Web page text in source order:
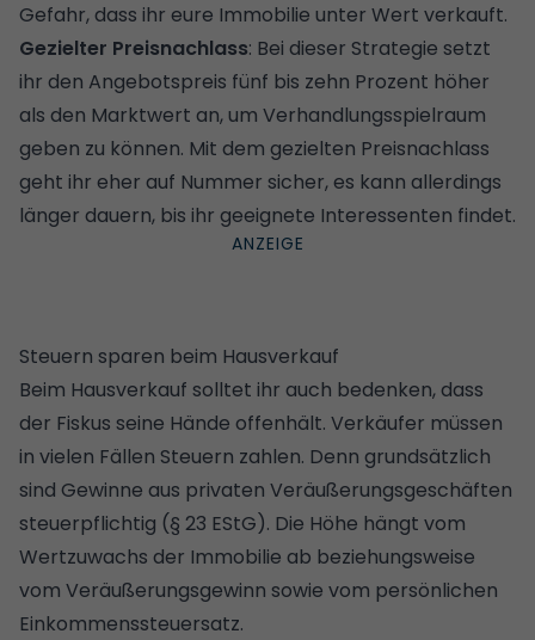
Gefahr, dass ihr eure Immobilie unter Wert verkauft.
Gezielter Preisnachlass: Bei dieser Strategie setzt
ihr den Angebotspreis fünf bis zehn Prozent höher
als den Marktwert an, um Verhandlungsspielraum
geben zu können. Mit dem gezielten Preisnachlass
geht ihr eher auf Nummer sicher, es kann allerdings
länger dauern, bis ihr geeignete Interessenten findet.
Steuern sparen beim Hausverkauf
Beim Hausverkauf solltet ihr auch bedenken, dass
der Fiskus seine Hände offenhält. Verkäufer müssen
in vielen Fällen Steuern zahlen. Denn grundsätzlich
sind Gewinne aus privaten Veräußerungsgeschäften
steuerpflichtig (§ 23 EStG). Die Höhe hängt vom
Wertzuwachs der Immobilie ab beziehungsweise
vom Veräußerungsgewinn sowie vom persönlichen
Einkommenssteuersatz.